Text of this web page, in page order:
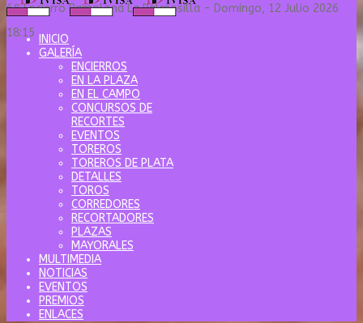
6º Encierro Pamplona La Palmosilla - Domingo, 12 Julio 2026
18:15
INICIO
GALERÍA
ENCIERROS
EN LA PLAZA
EN EL CAMPO
CONCURSOS DE
RECORTES
EVENTOS
TOREROS
TOREROS DE PLATA
DETALLES
TOROS
CORREDORES
RECORTADORES
PLAZAS
MAYORALES
MULTIMEDIA
NOTICIAS
EVENTOS
PREMIOS
ENLACES